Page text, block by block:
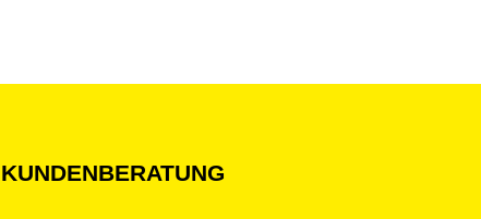
KUNDENBERATUNG